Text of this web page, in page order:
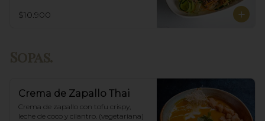
$10.900
Crema de Zapallo Thai
Crema de zapallo con tofu crispy,
leche de coco y cilantro. (vegetariana)